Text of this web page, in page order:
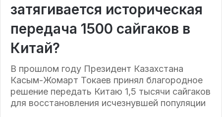
затягивается историческая
передача 1500 сайгаков в
Китай?
В прошлом году Президент Казахстана
Касым-Жомарт Токаев принял благородное
решение передать Китаю 1,5 тысячи сайгаков
для восстановления исчезнувшей популяции